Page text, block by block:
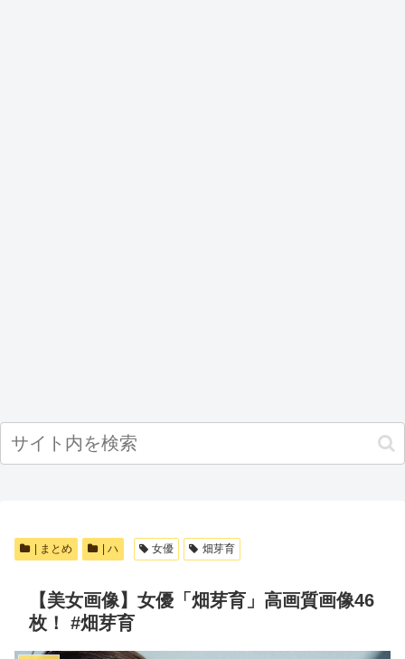
| まとめ | ハ 女優 畑芽育
【美女画像】女優「畑芽育」高画質画像46
枚！ #畑芽育